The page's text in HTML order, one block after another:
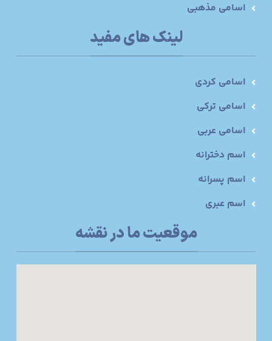
اسامی مذهبی
لینک های مفید
اسامی کردی
اسامی ترکی
اسامی عربی
اسم دخترانه
اسم پسرانه
اسم عبری
موقعیت ما در نقشه